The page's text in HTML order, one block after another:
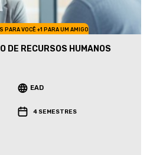
PARA VOCÊ +1 PARA UM AMIGO
DE RECURSOS HUMANOS
EAD
4 SEMESTRES